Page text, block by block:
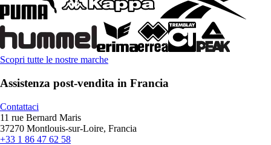
Scopri tutte le nostre marche
Assistenza post-vendita in Francia
Contattaci
11 rue Bernard Maris
37270 Montlouis-sur-Loire, Francia
+33 1 86 47 62 58